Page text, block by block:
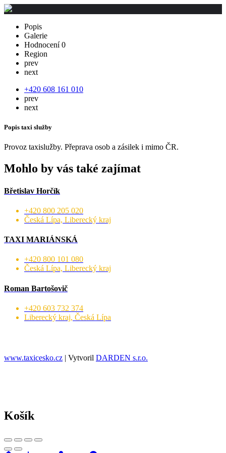
Popis
Galerie
Hodnocení0
Region
prev
next
+420 608 161 010
prev
next
Popis taxi služby
Provoz taxislužby. Přeprava osob a zásilek i mimo ČR.
Mohlo by vás také zajímat
Břetislav Horčík
+420 800 205 020
Česká Lípa, Liberecký kraj
TAXI MARIÁNSKÁ
+420 800 101 080
Česká Lípa, Liberecký kraj
Roman Bartošovič
+420 603 732 374
Liberecký kraj, Česká Lípa
www.taxicesko.cz | Vytvoril DARDEN s.r.o.
Košík